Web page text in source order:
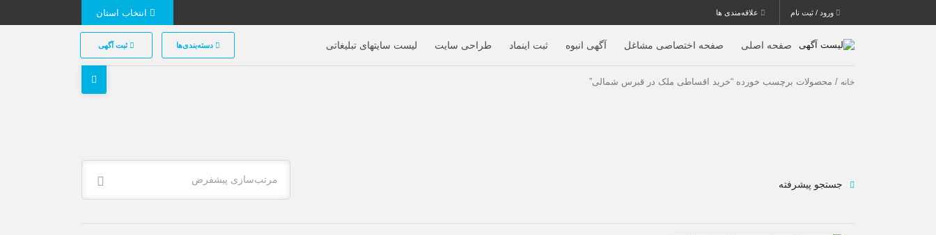
ورود / ثبت نام علاقه‌مندی ها
صفحه اصلی صفحه اختصاصی مشاغل آگهی‌ انبوه ثبت اینماد طراحی سایت لیست سایتهای تبلیغاتی دسته‌بندی‌ها ثبت آگهی
خانه / محصولات برچسب خورده “خرید اقساطی ملک در قبرس شمالی”
مرتب‌سازی پیشفرض جستجو پیشرفته